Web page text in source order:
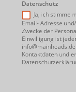
Datenschutz
Ja, ich stimme
Email- Adresse
Zwecke der
Einwilligung ist
Kontaktdaten und